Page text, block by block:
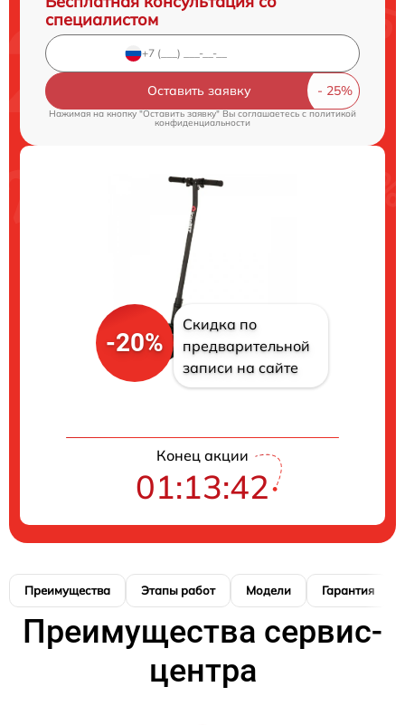
специалистом
Оставить заявку
Нажимая на кнопку "Оставить заявку" Вы соглашаетесь cполитикой
конфиденциальности
-20%
Скидка по
предварительной
записи на сайте
Конец акции
01:13:41
Преимущества Этапы работ Модели Гарантия
Преимущества сервис-
центра